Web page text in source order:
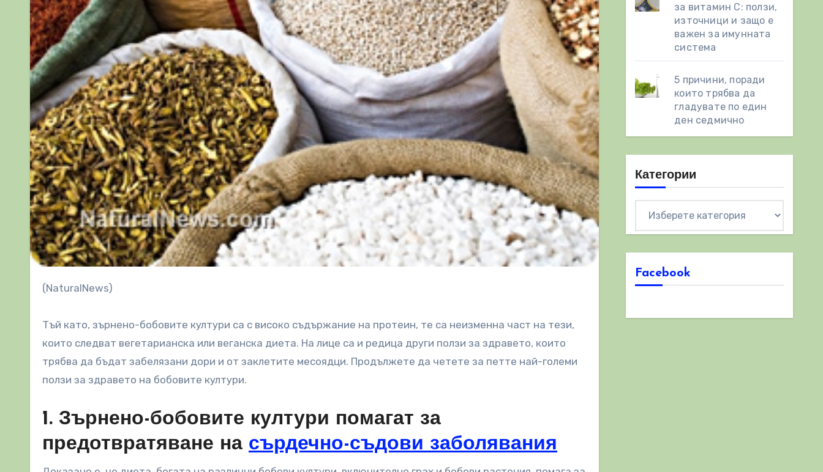
(NaturalNews)
Тъй като, зърнено-бобовите култури са с високо съдържание на протеин, те са неизменна част на тези,
които следват вегетарианска или веганска диета. На лице са и редица други ползи за здравето, които
трябва да бъдат забелязани дори и от заклетите месоядци. Продължете да четете за петте най-големи
ползи за здравето на бобовите култури.
1. Зърнено-бобовите култури помагат за
предотвратяване на сърдечно-съдови заболявания
за витамин С: ползи,
източници и защо е
важен за имунната
система
5 причини, поради
които трябва да
гладувате по един
ден седмично
Категории
Facebook